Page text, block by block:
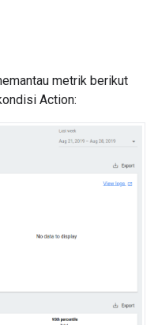
metrik berikut
Action: